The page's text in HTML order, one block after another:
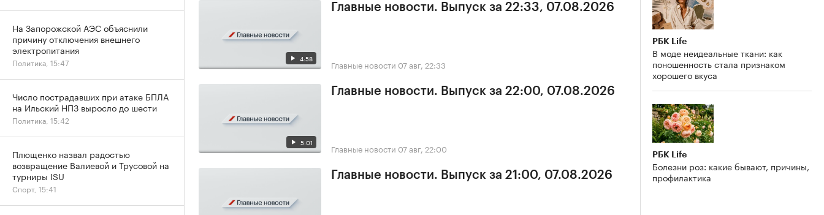
4:58
Главные новости. Выпуск за 22:33, 07.08.2026
Главные новости 07 авг, 22:33
5:01
Главные новости. Выпуск за 22:00, 07.08.2026
Главные новости 07 авг, 22:00
Главные новости. Выпуск за 21:00, 07.08.2026
РБК Life
В моде неидеальные ткани: как
поношенность стала признаком
хорошего вкуса
РБК Life
Болезни роз: какие бывают, причины,
профилактика
На Запорожской АЭС объяснили
причину отключения внешнего
электропитания
Политика, 15:47
Число пострадавших при атаке БПЛА
на Ильский НПЗ выросло до шести
Политика, 15:42
Плющенко назвал радостью
возвращение Валиевой и Трусовой на
турниры ISU
Спорт, 15:41